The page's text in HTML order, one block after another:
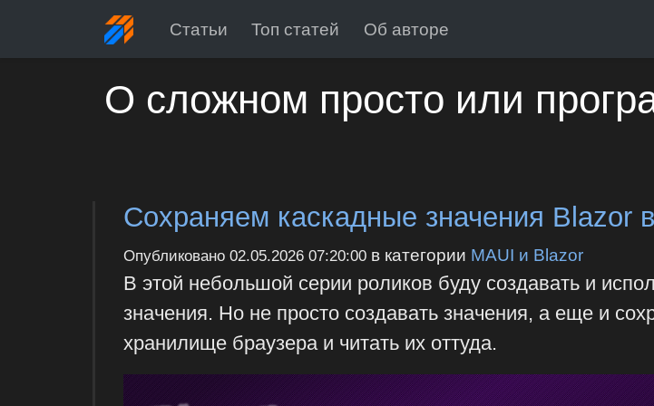
Статьи Топ статей Об авторе
О сложном просто или
Сохраняем каскадные значения Blazor
Опубликовано 02.05.2026 07:20:00в категории MAUI и Blazor
В этой небольшой серии роликов буду создавать и
значения. Но не просто создавать значения, а еще и
хранилище браузера и читать их оттуда.